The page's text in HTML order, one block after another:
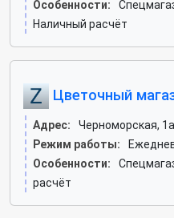
Особенности:
Наличный расчёт
Цветочный
Адрес:
Черноморская, 1а
Режим работы:
Особенности:
расчёт